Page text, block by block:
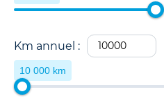
Km annuel :
10 000 km